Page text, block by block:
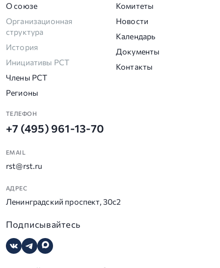
О союзе
Организационная
структура
История
Инициативы РСТ
Члены РСТ
Регионы
Комитеты
Новости
Календарь
Документы
Контакты
ТЕЛЕФОН
+7 (495) 961-13-70
EMAIL
rst@rst.ru
АДРЕС
Ленинградский проспект, 30с2
Подписывайтесь